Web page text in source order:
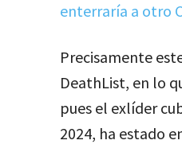
enterraría a otro
Precisamente
DeathList, en lo
pues el exlíder
2024, ha estado